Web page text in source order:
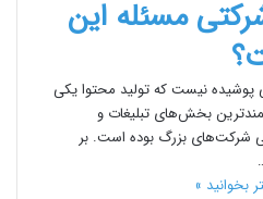
مسئله این
پوشیده نیست که تولید محتوا یکی
بخش‌های تبلیغات و
شرکت‌های بزرگ بوده است. بر
بخوانید »